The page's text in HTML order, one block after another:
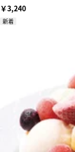
￥3,240
新着